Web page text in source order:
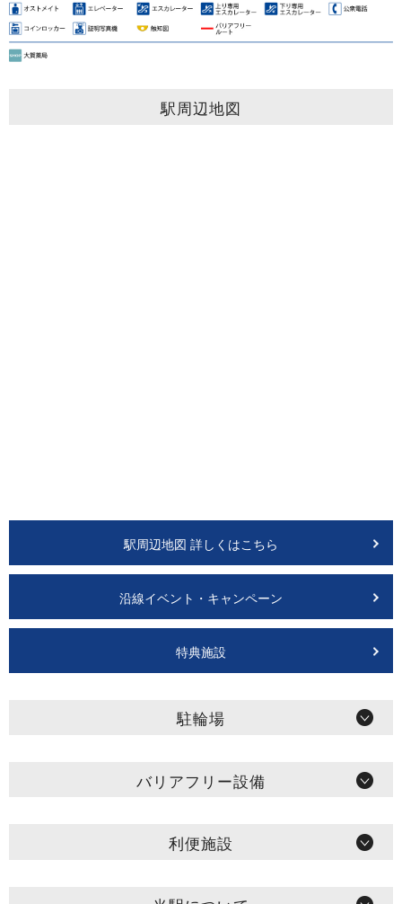
駅周辺地図
駅周辺地図 詳しくはこちら
沿線イベント・キャンペーン
特典施設
駐輪場
バリアフリー設備
利便施設